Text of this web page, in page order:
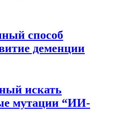
способ
деменции
искать
мутации “ИИ-